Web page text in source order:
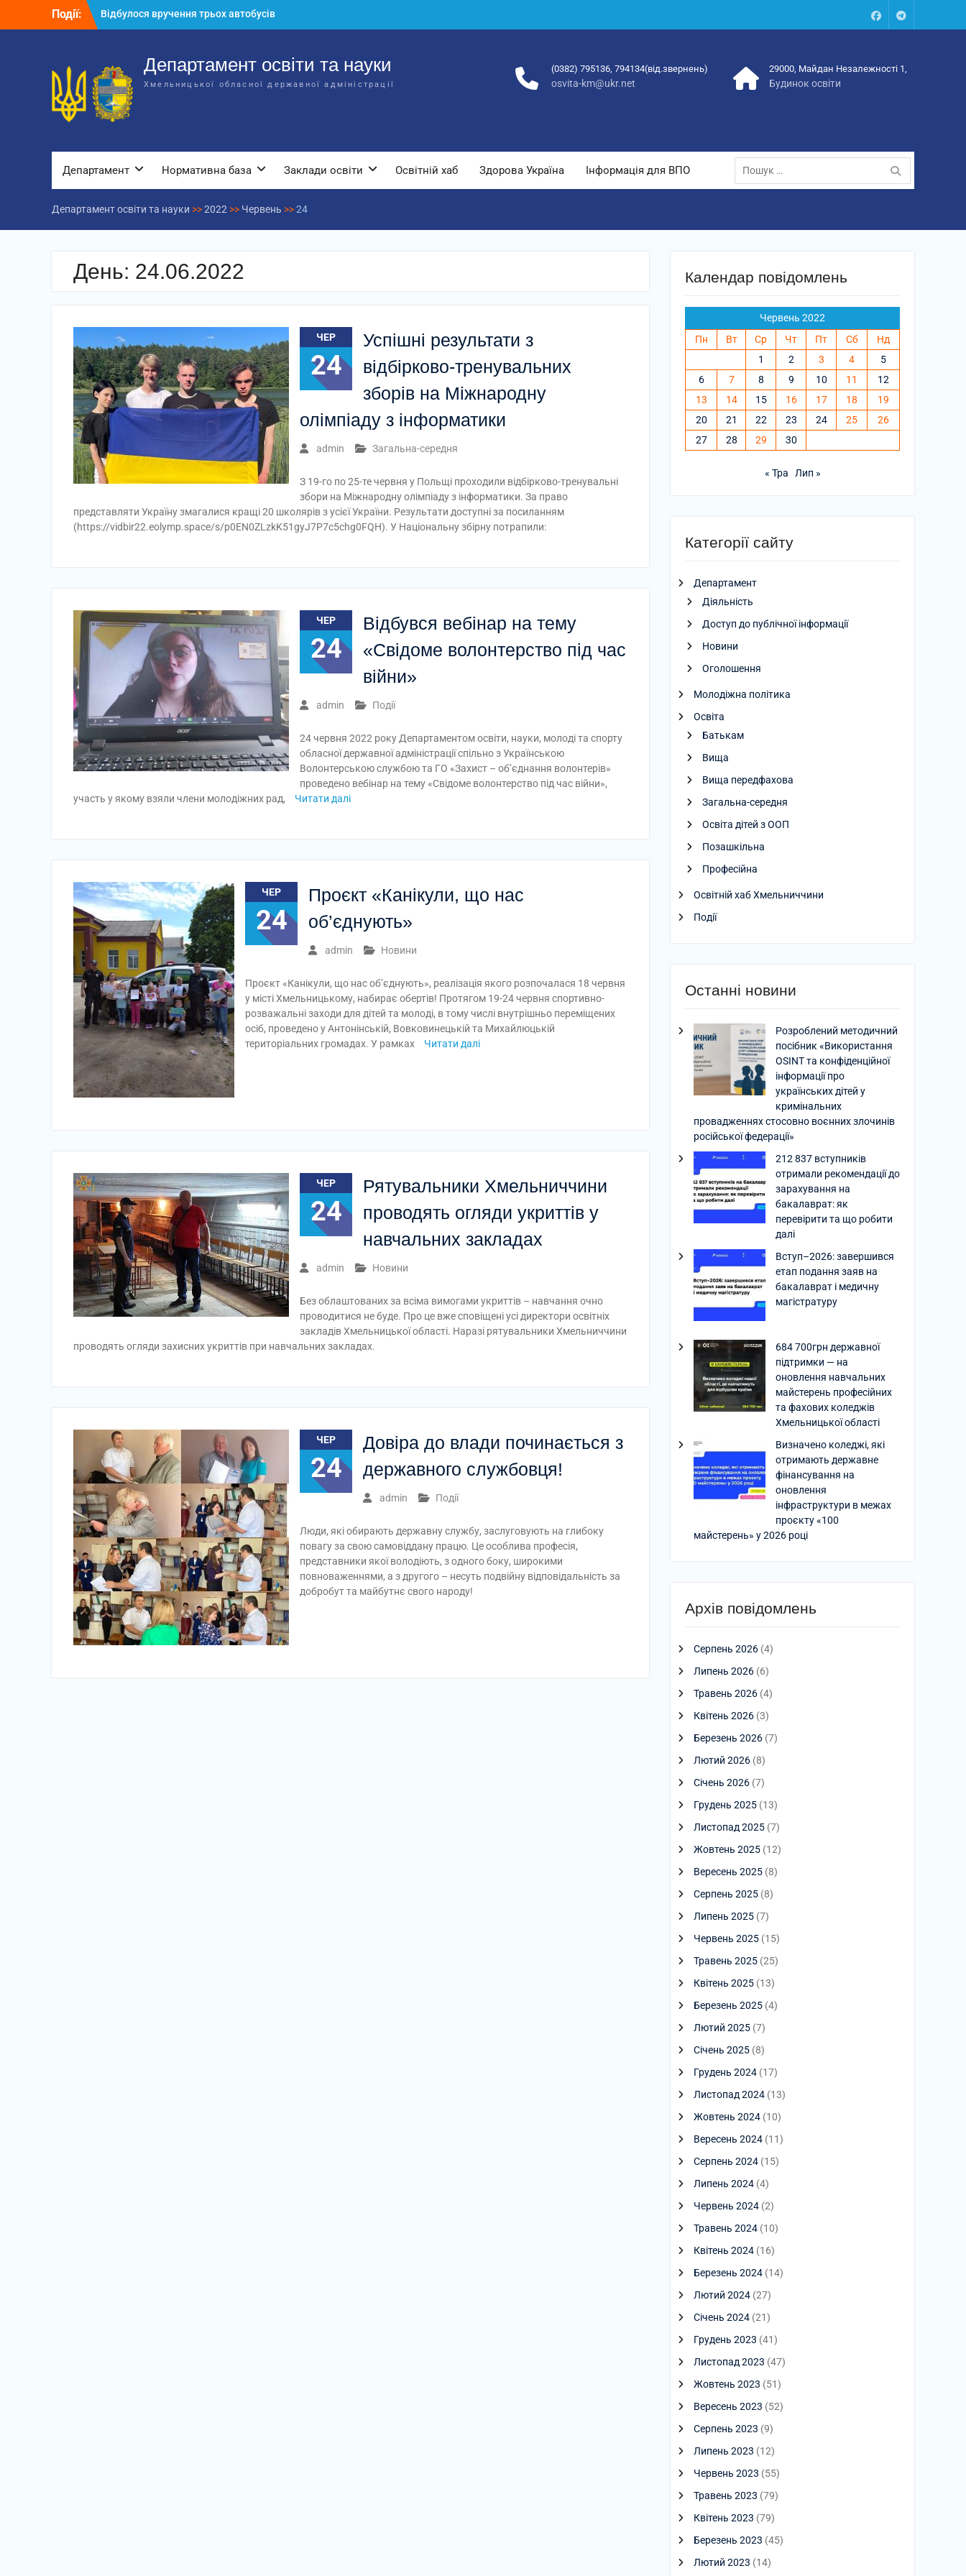
Події:
Відбулося вручення трьох автобусів
для потреб закладів освіти
Департаменту освіти та науки обласної
державної адміністрації
Відбулась обласна нарада для
відповідальних за національно-
патріотичне виховання
FacebookTalegram
Департамент освіти та науки
Хмельницької обласної державної адміністрації
(0382) 795136, 794134(від.звернень)
osvita-km@ukr.net
29000, Майдан Незалежності 1,
Будинок освіти
Департамент Нормативна база Заклади освіти Освітній хаб Здорова Україна Інформація для ВПО
Пошук:
Департамент освіти та науки >>2022 >> Червень >>24
День: 24.06.2022
ЧЕР
24
Успішні результати з
відбірково-тренувальних
зборів на Міжнародну
олімпіаду з інформатики
admin Загальна-середня
З 19-го по 25-те червня у Польщі проходили відбірково-тренувальні
збори на Міжнародну олімпіаду з інформатики. За право
представляти Україну змагалися кращі 20 школярів з усієї України. Результати доступні за посиланням
(https://vidbir22.eolymp.space/s/p0EN0ZLzkK51gyJ7P7c5chg0FQH). У Національну збірну потрапили:
ЧЕР
24
Відбувся вебінар на тему
«Свідоме волонтерство під час
війни»
admin Події
24 червня 2022 року Департаментом освіти, науки, молоді та спорту
обласної державної адміністрації спільно з Українською
Волонтерською службою та ГО «Захист – об’єднання волонтерів»
проведено вебінар на тему «Свідоме волонтерство під час війни»,
участь у якому взяли члени молодіжних рад,
Читати далі
ЧЕР
24
Проєкт «Канікули, що нас
об’єднують»
admin Новини
Проєкт «Канікули, що нас об’єднують», реалізація якого розпочалася 18 червня
у місті Хмельницькому, набирає обертів! Протягом 19-24 червня спортивно-
розважальні заходи для дітей та молоді, в тому числі внутрішньо переміщених
осіб, проведено у Антонінській, Вовковинецькій та Михайлюцькій
територіальних громадах. У рамках
Читати далі
ЧЕР
24
Рятувальники Хмельниччини
проводять огляди укриттів у
навчальних закладах
admin Новини
Без облаштованих за всіма вимогами укриттів – навчання очно
проводитися не буде. Про це вже сповіщені усі директори освітніх
закладів Хмельницької області. Наразі рятувальники Хмельниччини
проводять огляди захисних укриттів при навчальних закладах.
ЧЕР
24
Довіра до влади починається з
державного службовця!
admin Події
Люди, які обирають державну службу, заслуговують на глибоку
повагу за свою самовіддану працю. Це особлива професія,
представники якої володіють, з одного боку, широкими
повноваженнями, а з другого – несуть подвійну відповідальність за
добробут та майбутнє свого народу!
Календар повідомлень
Червень 2022
Пн
Вт Ср Чт Пт Сб
Нд
1
2 3 4
5
6
7 8 9 10 11
12
13
14 15 16 17 18
19
20
21 22 23 24 25
26
27
28 29 30
« Тра Лип »
Категорії сайту
Департамент
Діяльність
Доступ до публічної інформації
Новини
Оголошення
Молодіжна політика
Освіта
Батькам
Вища
Вища передфахова
Загальна-середня
Освіта дітей з ООП
Позашкільна
Професійна
Освітній хаб Хмельниччини
Події
Останні новини
Розроблений методичний
посібник «Використання
OSINT та конфіденційної
інформації про
українських дітей у
кримінальних
провадженнях стосовно воєнних злочинів
російської федерації»
212 837 вступників
отримали рекомендації до
зарахування на
бакалаврат: як
перевірити та що робити
далі
Вступ–2026: завершився
етап подання заяв на
бакалаврат і медичну
магістратуру
684 700грн державної
підтримки — на
оновлення навчальних
майстерень професійних
та фахових коледжів
Хмельницької області
Визначено коледжі, які
отримають державне
фінансування на
оновлення
інфраструктури в межах
проєкту «100
майстерень» у 2026 році
Архів повідомлень
Серпень 2026 (4)
Липень 2026 (6)
Травень 2026 (4)
Квітень 2026 (3)
Березень 2026 (7)
Лютий 2026 (8)
Січень 2026 (7)
Грудень 2025 (13)
Листопад 2025 (7)
Жовтень 2025 (12)
Вересень 2025 (8)
Серпень 2025 (8)
Липень 2025 (7)
Червень 2025 (15)
Травень 2025 (25)
Квітень 2025 (13)
Березень 2025 (4)
Лютий 2025 (7)
Січень 2025 (8)
Грудень 2024 (17)
Листопад 2024 (13)
Жовтень 2024 (10)
Вересень 2024 (11)
Серпень 2024 (15)
Липень 2024 (4)
Червень 2024 (2)
Травень 2024 (10)
Квітень 2024 (16)
Березень 2024 (14)
Лютий 2024 (27)
Січень 2024 (21)
Грудень 2023 (41)
Листопад 2023 (47)
Жовтень 2023 (51)
Вересень 2023 (52)
Серпень 2023 (9)
Липень 2023 (12)
Червень 2023 (55)
Травень 2023 (79)
Квітень 2023 (79)
Березень 2023 (45)
Лютий 2023 (14)